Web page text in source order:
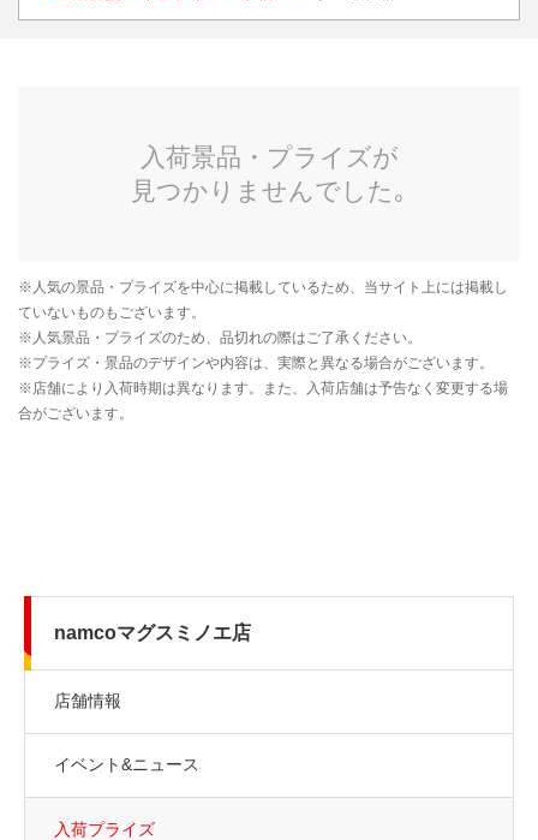
namcoマグスミノエ店
店舗情報
イベント&ニュース
入荷プライズ